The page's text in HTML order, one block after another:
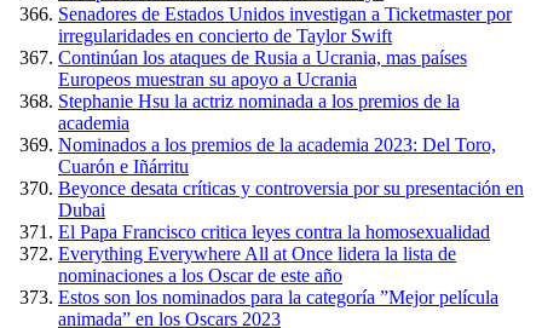
Senadores de Estados Unidos investigan a Ticketmaster por
irregularidades en concierto de Taylor Swift
Continúan los ataques de Rusia a Ucrania, mas países
Europeos muestran su apoyo a Ucrania
Stephanie Hsu la actriz nominada a los premios de la
academia
Nominados a los premios de la academia 2023: Del Toro,
Cuarón e Iñárritu
Beyonce desata críticas y controversia por su presentación en
Dubai
El Papa Francisco critica leyes contra la homosexualidad
Everything Everywhere All at Once lidera la lista de
nominaciones a los Oscar de este año
Estos son los nominados para la categoría ”Mejor película
animada” en los Oscars 2023